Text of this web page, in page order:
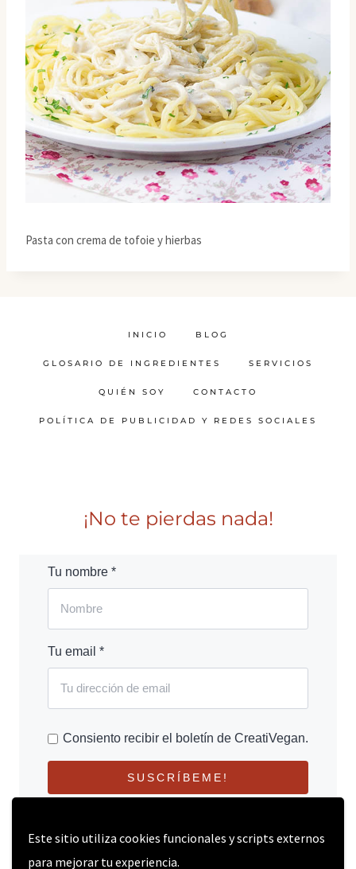
Este sitio utiliza cookies funcionales y scripts externos
para mejorar tu experiencia.
Pasta con crema de tofoie y hierbas
INICIO BLOG
GLOSARIO DE INGREDIENTES SERVICIOS
QUIÉN SOY CONTACTO
POLÍTICA DE PUBLICIDAD Y REDES SOCIALES
¡No te pierdas nada!
Tu nombre *
Tu email *
Consiento recibir el boletín de CreatiVegan.
SUSCRÍBEME!